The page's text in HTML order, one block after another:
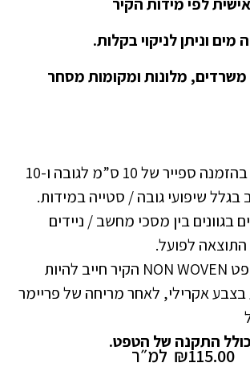
וניתן לניקוי בקלות.
מלונות ומקומות מסחר
יש להוסיף בהזמנה ספייר של 10 ס”מ לגובה ו-10
בגלל שיפועי גובה / סטייה במידות.
בגוונים בין מסכי מחשב / ניידים
התוצאה לפועל.
בהזמנת טפט NON WOVEN הקיר חייב להיות
בצבע אקרילי, לאחר מריחה של פריימר
התקנה של הטפט.
₪115.00 למ״ר